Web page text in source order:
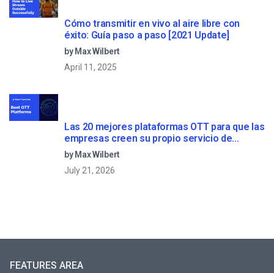
Cómo transmitir en vivo al aire libre con
éxito: Guía paso a paso [2021 Update]
by Max Wilbert
April 11, 2025
Las 20 mejores plataformas OTT para que las
empresas creen su propio servicio de
streaming (2026)
by Max Wilbert
July 21, 2026
FEATURES AREA